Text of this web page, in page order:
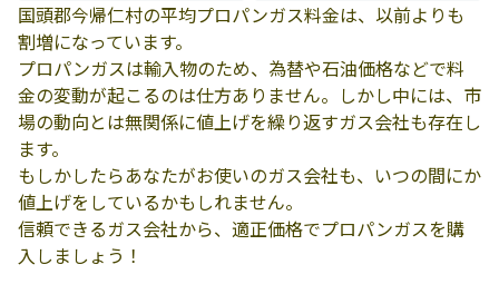
国頭郡今帰仁村の平均プロパンガス料金は、以前よりも
割増になっています。
プロパンガスは輸入物のため、為替や石油価格などで料
金の変動が起こるのは仕方ありません。しかし中には、市
場の動向とは無関係に値上げを繰り返すガス会社も存在し
ます。
もしかしたらあなたがお使いのガス会社も、いつの間にか
値上げをしているかもしれません。
信頼できるガス会社から、適正価格でプロパンガスを購
入しましょう！